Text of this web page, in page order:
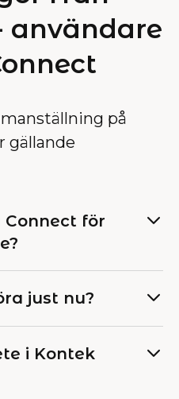
användare
på
gällande
Connect för
just nu?
i Kontek